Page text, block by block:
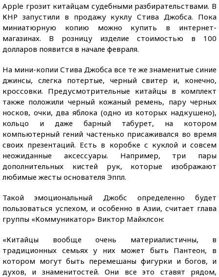
Apple грозит китайцам судебными разбирательствами. В
КНР запустили в продажу куклу Стива Джобса. Пока
миниатюрную копию можно купить в интернет-
магазинах. В розницу изделие стоимостью в 100
долларов появится в начале февраля.
На мини-копии Стива Джобса все те же знаменитые синие
джинсы, слегка потертые, черный свитер и, конечно,
кроссовки. Предусмотрительные китайцы в комплект
также положили черный кожаный ремень, пару черных
носков, очки, два яблока (одно из которых надкушено),
кольцо и даже барный табурет, на котором
компьютерный гений частенько присаживался во время
своих презентаций. Есть в коробке с куклой и совсем
неожиданные аксессуары. Например, три пары
дополнительных кистей рук, которые изображают
любимые жесты основателя Эппл.
Такой эмоциональный Джобс определенно будет
пользоваться успехом, и особенно в Азии, считает глава
группы «Коммуникатор» Виктор Майклсон:
«Китайцы вообще очень материалистичны, в
традиционных семьях у них может быть Пантеон, в
котором могут быть перемешаны фигурки и богов, и
духов, и знаменитостей. Они все это ставят рядом,